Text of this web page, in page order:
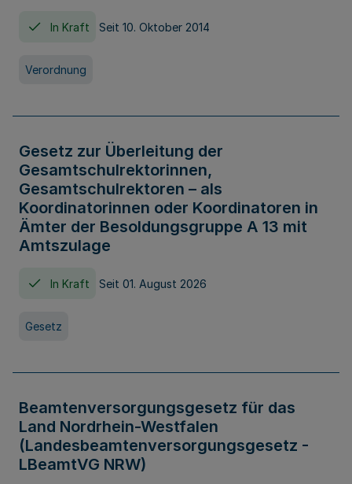
In Kraft Seit 10. Oktober 2014
Verordnung
Gesetz zur Überleitung der
Gesamtschulrektorinnen,
Gesamtschulrektoren – als
Koordinatorinnen oder Koordinatoren in
Ämter der Besoldungsgruppe A 13 mit
Amtszulage
In Kraft Seit 01. August 2026
Gesetz
Beamtenversorgungsgesetz für das
Land Nordrhein-Westfalen
(Landesbeamtenversorgungsgesetz -
LBeamtVG NRW)